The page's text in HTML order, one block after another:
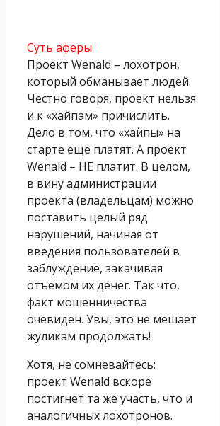
Суть аферы
Проект Wenald – лохотрон,
который обманывает людей.
Честно говоря, проект нельзя
и к «хайпам» причислить.
Дело в том, что «хайпы» на
старте ещё платят. А проект
Wenald – НЕ платит. В целом,
в вину администрации
проекта (владельцам) можно
поставить целый ряд
нарушений, начиная от
введения пользователей в
заблуждение, закачивая
отъёмом их денег. Так что,
факт мошенничества
очевиден. Увы, это не мешает
жуликам продолжать!
Хотя, не сомневайтесь:
проект Wenald вскоре
постигнет та же участь, что и
аналогичных лохотронов.